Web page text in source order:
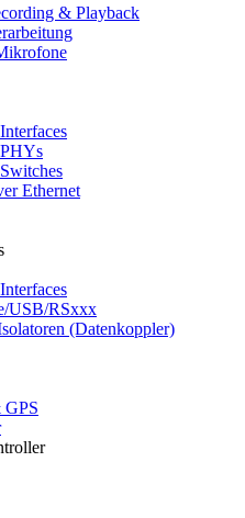
& Playback
Ethernet
USB/RSxxx
(Datenkoppler)